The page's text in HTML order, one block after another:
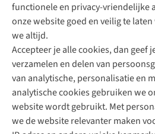
functionele en privacy-vriendelijke
onze website goed en veilig te
we altijd.
Accepteer je alle cookies, dan geef
verzamelen en delen van
van analytische, personalisatie en
analytische cookies gebruiken we
website wordt gebruikt. Met
we de website relevanter maken
Direct advies van een
+31 (0)85 888 50 88
+31 6 12 28 49 80
Contactformulier